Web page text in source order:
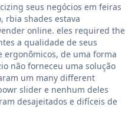
seus negócios em feiras
rbia shades estava
online. eles required the
a qualidade de seus
ergonômicos, de uma forma
não forneceu uma solução
um many different
slider e nenhum deles
desajeitados e difíceis de